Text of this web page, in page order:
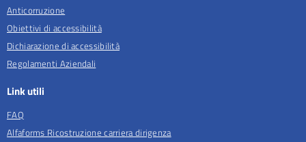
Anticorruzione
Obiettivi di accessibilità
Dichiarazione di accessibilità
Regolamenti Aziendali
Link utili
FAQ
Alfaforms Ricostruzione carriera dirigenza